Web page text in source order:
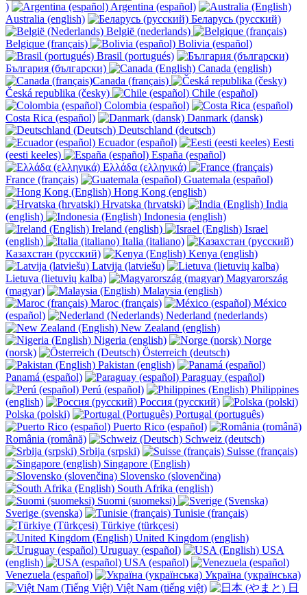
)
Argentina (español)
Australia (english)
Беларусь (русский)
België (nederlands)
Belgique (français)
Bolivia (español)
Brasil (portugués)
България (български)
Canada (english)
Canada (français)
Česká republika (česky)
Chile (español)
Colombia (español)
Costa Rica (español)
Danmark (dansk)
Deutschland (deutsch)
Ecuador (español)
Eesti
(eesti keeles)
España (español)
Ελλάδα (ελληνικά)
France (français)
Guatemala (español)
Hong Kong (english)
Hrvatska (hrvatski)
India
(english)
Indonesia (english)
Ireland (english)
Israel
(english)
Italia (italiano)
Казахстан (русский)
Kenya (english)
Latvija (latviešu)
Lietuva (lietuvių kalba)
Magyarország
(magyar)
Malaysia (english)
Maroc (français)
México
(español)
Nederland (nederlands)
New Zealand (english)
Nigeria (english)
Norge
(norsk)
Österreich (deutsch)
Pakistan (english)
Panamá (español)
Paraguay (español)
Perú (español)
Philippines
(english)
Россия (русский)
Polska (polski)
Portugal (português)
Puerto Rico (español)
România (română)
Schweiz (deutsch)
Srbija (srpski)
Suisse (français)
Singapore (English)
Slovensko (slovenčina)
South Afrika (english)
Suomi (suomeksi)
Sverige (svenska)
Tunisie (français)
Türkiye (türkçesi)
United Kingdom (english)
Uruguay (español)
USA
(english)
USA (español)
Venezuela (español)
Україна (українська)
Việt Nam (tiếng việt)
日